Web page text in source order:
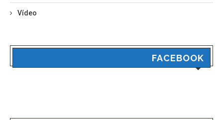
Vídeo
FACEBOOK